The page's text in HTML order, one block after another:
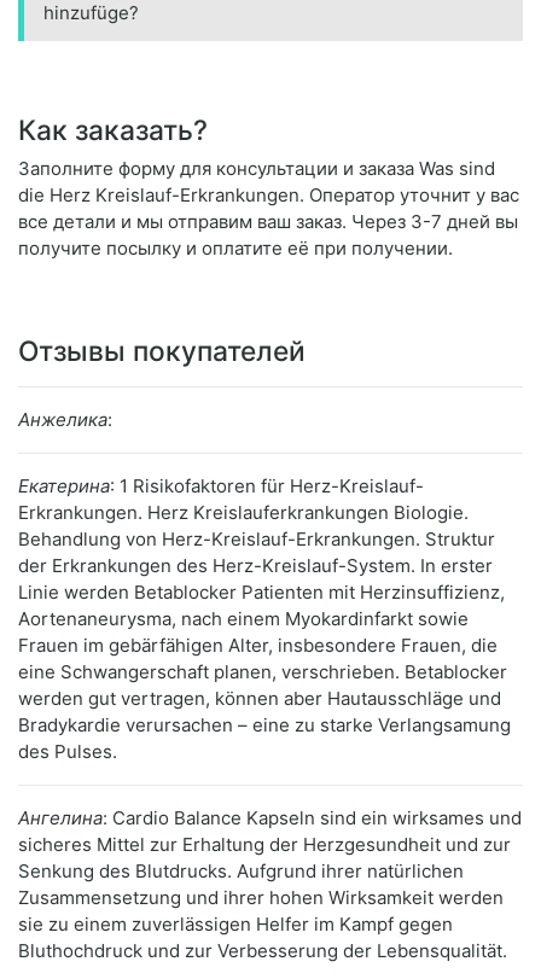
hinzufüge?
Как заказать?
Заполните форму для консультации и заказа Was sind
die Herz Kreislauf-Erkrankungen. Оператор уточнит у вас
все детали и мы отправим ваш заказ. Через 3-7 дней вы
получите посылку и оплатите её при получении.
Отзывы покупателей
Анжелика:
Екатерина: 1 Risikofaktoren für Herz-Kreislauf-
Erkrankungen. Herz Kreislauferkrankungen Biologie.
Behandlung von Herz-Kreislauf-Erkrankungen. Struktur
der Erkrankungen des Herz-Kreislauf-System. In erster
Linie werden Betablocker Patienten mit Herzinsuffizienz,
Aortenaneurysma, nach einem Myokardinfarkt sowie
Frauen im gebärfähigen Alter, insbesondere Frauen, die
eine Schwangerschaft planen, verschrieben. Betablocker
werden gut vertragen, können aber Hautausschläge und
Bradykardie verursachen – eine zu starke Verlangsamung
des Pulses.
Ангелина: Cardio Balance Kapseln sind ein wirksames und
sicheres Mittel zur Erhaltung der Herzgesundheit und zur
Senkung des Blutdrucks. Aufgrund ihrer natürlichen
Zusammensetzung und ihrer hohen Wirksamkeit werden
sie zu einem zuverlässigen Helfer im Kampf gegen
Bluthochdruck und zur Verbesserung der Lebensqualität.